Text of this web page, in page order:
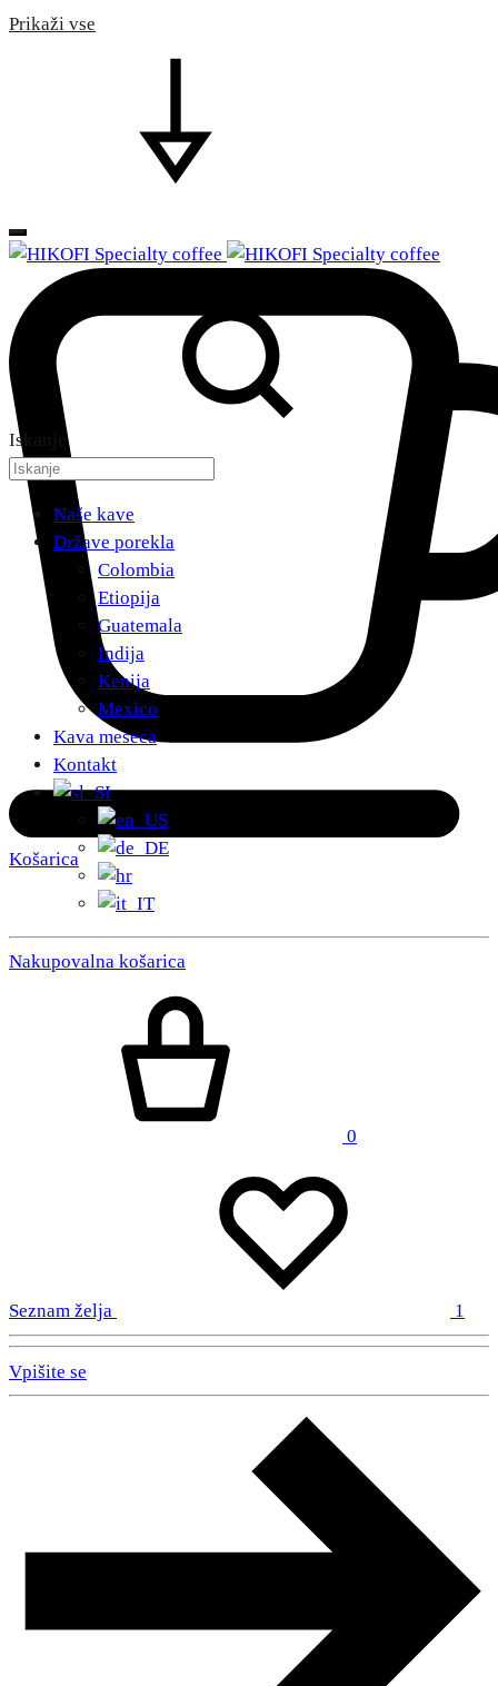
Prikaži vse
Košarica
Iskanje
Naše kave
Države porekla
Colombia
Etiopija
Guatemala
Indija
Kenija
Mexico
Kava meseca
Kontakt
Nakupovalna košarica
0
Seznam želja 1
Vpišite se